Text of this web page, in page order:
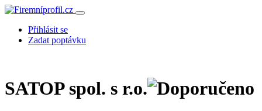
Přihlásit se
Zadat poptávku
SATOP spol. s r.o.